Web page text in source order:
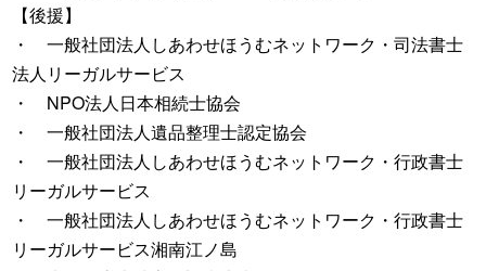
【後援】
・ 一般社団法人しあわせほうむネットワーク・司法書士
法人リーガルサービス
・ NPO法人日本相続士協会
・ 一般社団法人遺品整理士認定協会
・ 一般社団法人しあわせほうむネットワーク・行政書士
リーガルサービス
・ 一般社団法人しあわせほうむネットワーク・行政書士
リーガルサービス湘南江ノ島